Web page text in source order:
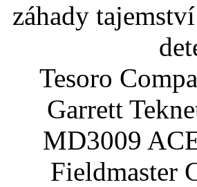
záhady
Tesoro
Garrett
MD3009
Fieldmaster